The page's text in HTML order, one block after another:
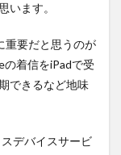
います。
重要だと思うのが
の着信をiPadで受
できるなど地味
デバイスサービ